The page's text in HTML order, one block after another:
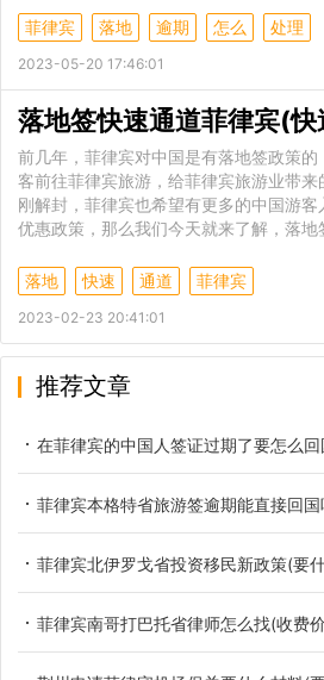
菲律宾 落地 逾期 怎么 处理
2023-05-20 17:46:01
前几年，菲律宾对中国是有落地签政策
客前往菲律宾旅游，给菲律宾旅游业带
刚解封，菲律宾也希望有更多的中国游
优惠政策，那么我们今天就来了解，落地
落地 快速 通道 菲律宾
2023-02-23 20:41:01
推荐文章
在菲律宾的中国人签证过期了要怎么
菲律宾本格特省旅游签逾期能直接回
菲律宾北伊罗戈省投资移民新政策(要
菲律宾南哥打巴托省律师怎么找(收费